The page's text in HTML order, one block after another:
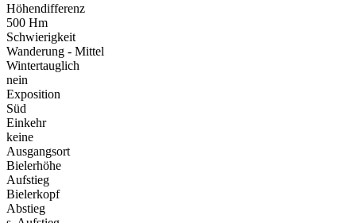
Höhendifferenz
500 Hm
Schwierigkeit
Wanderung - Mittel
Wintertauglich
nein
Exposition
Süd
Einkehr
keine
Ausgangsort
Bielerhöhe
Aufstieg
Bielerkopf
Abstieg